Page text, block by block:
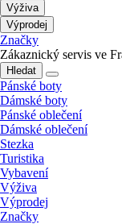
Výživa
Výprodej
Značky
Zákaznický servis ve
Hledat
Pánské boty
Dámské boty
Pánské oblečení
Dámské oblečení
Stezka
Turistika
Vybavení
Výživa
Výprodej
Značky